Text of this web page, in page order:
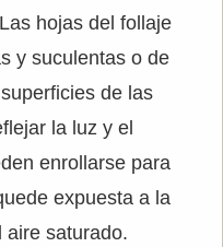
hojas del follaje
y suculentas o de
de las
la luz y el
enrollarse para
expuesta a la
aire saturado.